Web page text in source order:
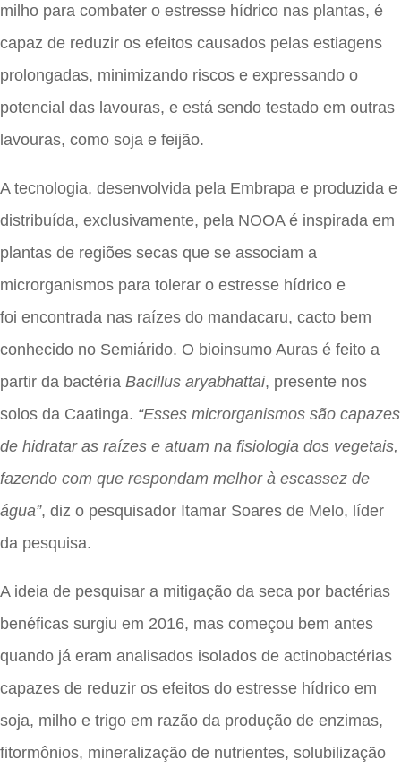
milho para combater o estresse hídrico nas plantas, é
capaz de reduzir os efeitos causados pelas estiagens
prolongadas, minimizando riscos e expressando o
potencial das lavouras, e está sendo testado em outras
lavouras, como soja e feijão.
A tecnologia, desenvolvida pela Embrapa e produzida e
distribuída, exclusivamente, pela NOOA é inspirada em
plantas de regiões secas que se associam a
microrganismos para tolerar o estresse hídrico e
foi encontrada nas raízes do mandacaru, cacto bem
conhecido no Semiárido. O bioinsumo Auras é feito a
partir da bactéria Bacillus aryabhattai, presente nos
solos da Caatinga. “Esses microrganismos são capazes
de hidratar as raízes e atuam na fisiologia dos vegetais,
fazendo com que respondam melhor à escassez de
água”, diz o pesquisador Itamar Soares de Melo, líder
da pesquisa.
A ideia de pesquisar a mitigação da seca por bactérias
benéficas surgiu em 2016, mas começou bem antes
quando já eram analisados isolados de actinobactérias
capazes de reduzir os efeitos do estresse hídrico em
soja, milho e trigo em razão da produção de enzimas,
fitormônios, mineralização de nutrientes, solubilização